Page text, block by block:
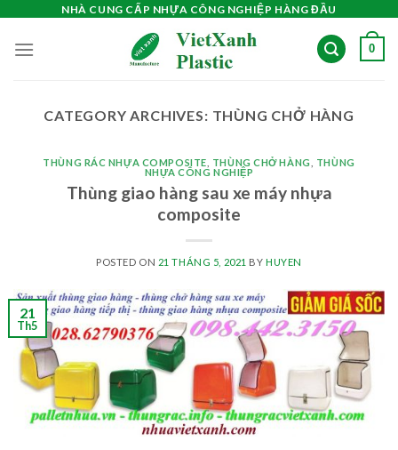
content
NHÀ CUNG CẤP NHỰA CÔNG NGHIỆP HÀNG ĐẦU
0
CATEGORY ARCHIVES: THÙNG CHỞ HÀNG
THÙNG RÁC NHỰA COMPOSITE THÙNG CHỞ HÀNG
THÙNG
NHỰA CÔNG NGHIỆP
Thùng giao hàng sau xe máy nhựa
composite
POSTED ON 21 THÁNG 5, 2021 BY HUYEN
21
Th5